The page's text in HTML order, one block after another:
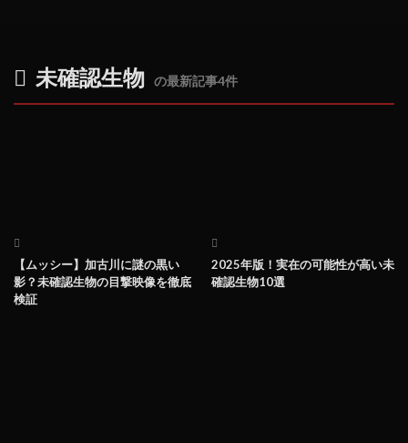
未確認生物 の最新記事4件
【ムッシー】加古川に謎の黒い
影？未確認生物の目撃映像を徹底
検証
2025年版！実在の可能性が高い未
確認生物10選